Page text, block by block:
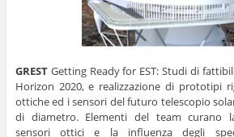
GRESTGetting Ready for EST: Studi di
Horizon 2020, e realizzazione di prototipi
ottiche ed i sensori del futuro telescopio
di diametro. Elementi del team curano
sensori ottici e la influenza degli